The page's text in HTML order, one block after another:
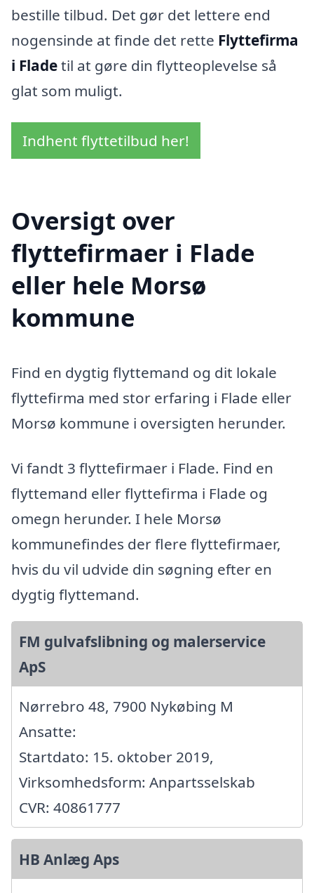
bestille tilbud. Det gør det lettere end
nogensinde at finde det rette Flyttefirma
i Fladetil at gøre din flytteoplevelse så
glat som muligt.
Indhent flyttetilbud her!
Oversigt over
flyttefirmaer i Flade
eller hele Morsø
kommune
Find en dygtig flyttemand og dit lokale
flyttefirma med stor erfaring i Flade eller
Morsø kommune i oversigten herunder.
Vi fandt 3 flyttefirmaer i Flade. Find en
flyttemand eller flyttefirma i Flade og
omegn herunder. I hele Morsø
kommunefindes der flere flyttefirmaer,
hvis du vil udvide din søgning efter en
dygtig flyttemand.
FM gulvafslibning og malerservice
ApS
Nørrebro 48, 7900 Nykøbing M
Ansatte:
Startdato: 15. oktober 2019,
Virksomhedsform: Anpartsselskab
CVR: 40861777
HB Anlæg Aps